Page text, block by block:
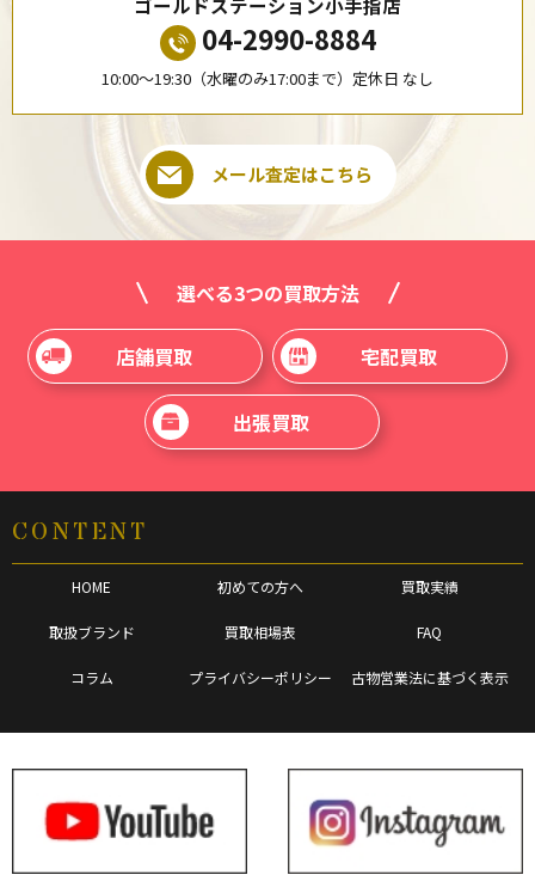
ゴールドステーション小手指店
04-2990-8884
10:00〜19:30（水曜のみ17:00まで）定休日 なし
メール査定はこちら
選べる3つの買取方法
店舗買取 宅配買取
出張買取
CONTENT
HOME 初めての方へ 買取実績
取扱ブランド 買取相場表 FAQ
コラム プライバシーポリシー 古物営業法に基づく表示